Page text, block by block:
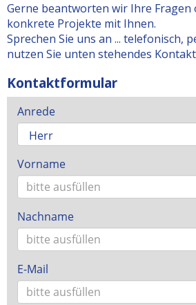
Gerne beantworten wir Ihre Fragen
konkrete Projekte mit Ihnen.
Sprechen Sie uns an ... telefonisch,
nutzen Sie unten stehendes
Kontaktformular